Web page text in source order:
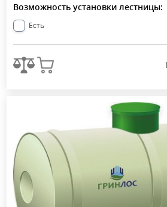
Возможность установки лестницы:
Есть